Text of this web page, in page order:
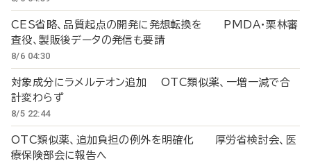
CES省略、品質起点の開発に発想転換を PMDA・栗林審
査役、製販後データの発信も要請
8/6 04:30
対象成分にラメルテオン追加 OTC類似薬、一増一減で合
計変わらず
8/5 22:44
OTC類似薬、追加負担の例外を明確化 厚労省検討会、医
療保険部会に報告へ